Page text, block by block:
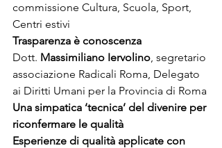
commissione Cultura, Scuola, Sport,
Centri estivi
Trasparenza è conoscenza
Dott. Massimiliano Iervolino, segretario
associazione Radicali Roma, Delegato
ai Diritti Umani per la Provincia di Roma
Una simpatica ‘tecnica’ del divenire per
riconfermare le qualità
Esperienze di qualità applicate con